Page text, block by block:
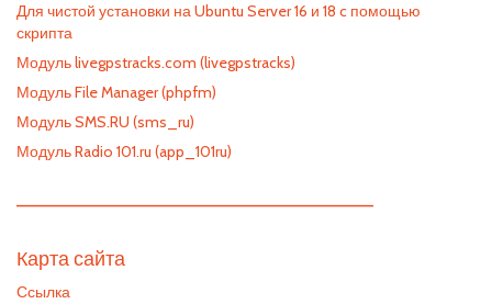
Для чистой установки на Ubuntu Server 16 и 18 c помощью
скрипта
Модуль livegpstracks.com (livegpstracks)
Модуль File Manager (phpfm)
Модуль SMS.RU (sms_ru)
Модуль Radio 101.ru (app_101ru)
—————————————————————————
Карта сайта
Ссылка